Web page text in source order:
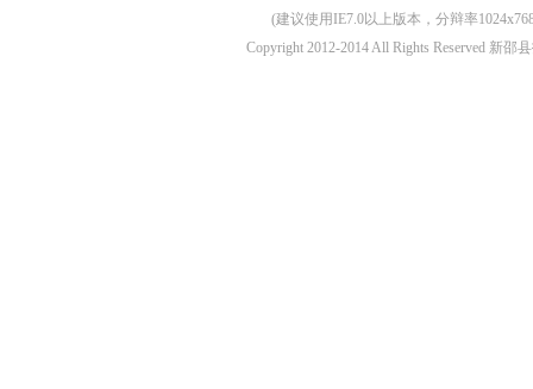
(建议使用IE7.0以上版本，分辩率
Copyright 2012-2014 All Rights Reserved 新